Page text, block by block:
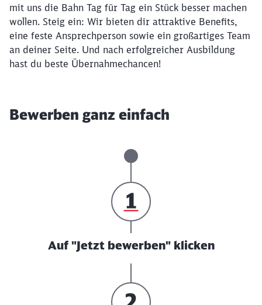
mit uns die Bahn Tag für Tag ein Stück besser machen
wollen. Steig ein: Wir bieten dir attraktive Benefits,
eine feste Ansprechperson sowie ein großartiges Team
an deiner Seite. Und nach erfolgreicher Ausbildung
hast du beste Übernahmechancen!
Bewerben ganz einfach
Auf "Jetzt bewerben" klicken